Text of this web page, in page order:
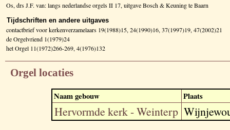
Os, drs J.F. van: langs nederlandse orgels II 17, uitgave Bosch & Keuning te Baarn
Tijdschriften en andere uitgaves
contactbrief voor kerkenverzamelaars 19(1988)15, 24(1990)16, 37(1997)19, 47(2002)21
de Orgelvriend 1(1979)24
het Orgel 11(1972)266-269, 4(1976)132
Orgel locaties
Naam gebouw Plaats
Hervormde kerk - Weinterp